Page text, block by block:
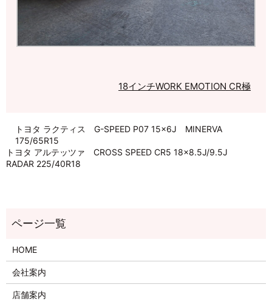
18インチWORK EMOTION CR極
トヨタ ラクティス G-SPEED P07 15×6J MINERVA
175/65R15
トヨタ アルテッツァ CROSS SPEED CR5 18×8.5J/9.5J
RADAR 225/40R18
HOME
会社案内
店舗案内